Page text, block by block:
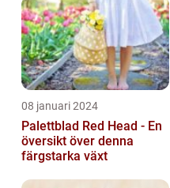
08 januari 2024
Palettblad Red Head - En
översikt över denna
färgstarka växt